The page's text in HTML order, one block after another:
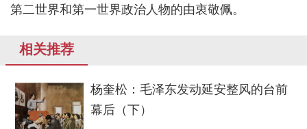
第二世界和第一世界政治人物的由衷敬佩。
相关推荐
杨奎松：毛泽东发动延安整风的台前
幕后（下）